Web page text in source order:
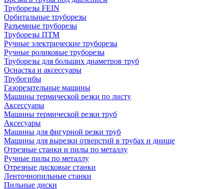
Труборезы FEIN
Орбитальные труборезы
Разъемные труборезы
Труборезы ПТМ
Ручные электрические труборезы
Ручные роликовые труборезы
Труборезы для больших диаметров труб
Оснастка и аксессуары
Трубогибы
Газорезательные машины
Машины термической резки по листу
Аксессуары
Машины термической резки труб
Аксесуары
Машины для фигурной резки труб
Машины для вырезки отверстий в трубах и днище
Отрезные станки и пилы по металлу
Ручные пилы по металлу
Отрезные дисковые станки
Ленточнопильные станки
Пильные диски